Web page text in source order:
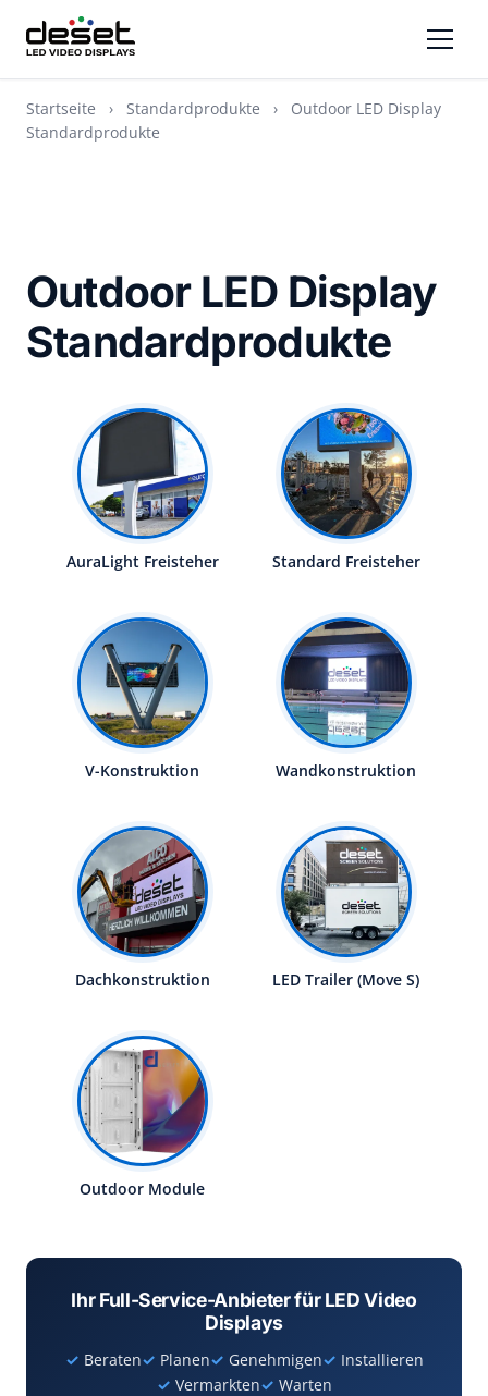
Startseite › Standardprodukte ›
Outdoor LED Display
Standardprodukte
Outdoor LED Display
Standardprodukte
AuraLight Freisteher Standard Freisteher
V-Konstruktion Wandkonstruktion
Dachkonstruktion LED Trailer (Move S)
Outdoor Module
Ihr Full-Service-Anbieter für LED Video
Displays
Beraten Planen Genehmigen
Installieren
Vermarkten
Warten